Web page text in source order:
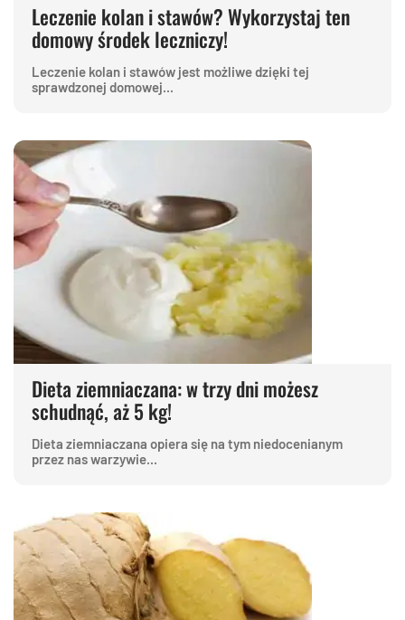
Leczenie kolan i stawów? Wykorzystaj ten
domowy środek leczniczy!
Leczenie kolan i stawów jest możliwe dzięki tej
sprawdzonej domowej...
Dieta ziemniaczana: w trzy dni możesz
schudnąć, aż 5 kg!
Dieta ziemniaczana opiera się na tym niedocenianym
przez nas warzywie...